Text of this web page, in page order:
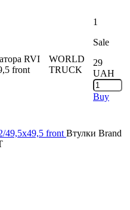
RVI
front
WORLD
TRUCK
1
Sale
29
UAH
Buy
49,5x49,5 front Втулки Brand